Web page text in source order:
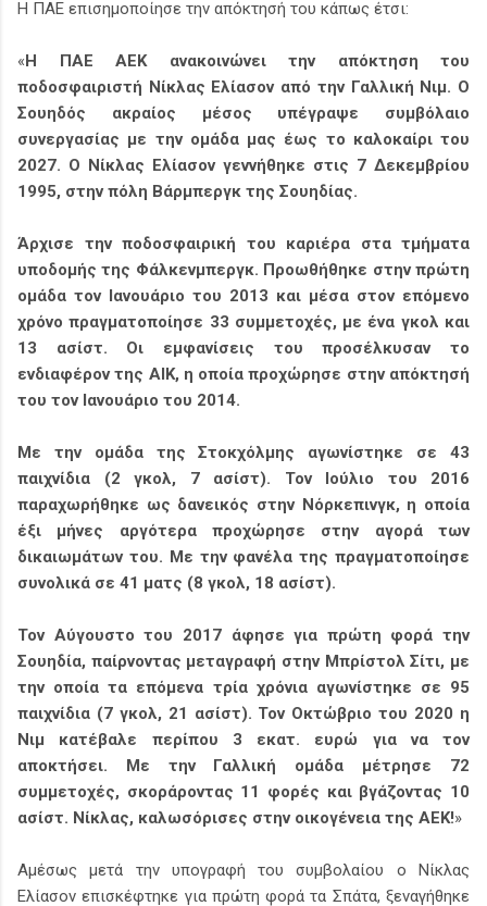
Η ΠΑΕ επισημοποίησε την απόκτησή του κάπως έτσι:
«Η ΠΑΕ ΑΕΚ ανακοινώνει την απόκτηση του
ποδοσφαιριστή Νίκλας Ελίασον από την Γαλλική Νιμ. Ο
Σουηδός ακραίος μέσος υπέγραψε συμβόλαιο
συνεργασίας με την ομάδα μας έως το καλοκαίρι του
2027. Ο Νίκλας Ελίασον γεννήθηκε στις 7 Δεκεμβρίου
1995, στην πόλη Βάρμπεργκ της Σουηδίας.
Άρχισε την ποδοσφαιρική του καριέρα στα τμήματα
υποδομής της Φάλκενμπεργκ. Προωθήθηκε στην πρώτη
ομάδα τον Ιανουάριο του 2013 και μέσα στον επόμενο
χρόνο πραγματοποίησε 33 συμμετοχές, με ένα γκολ και
13 ασίστ. Οι εμφανίσεις του προσέλκυσαν το
ενδιαφέρον της ΑΙΚ, η οποία προχώρησε στην απόκτησή
του τον Ιανουάριο του 2014.
Με την ομάδα της Στοκχόλμης αγωνίστηκε σε 43
παιχνίδια (2 γκολ, 7 ασίστ). Τον Ιούλιο του 2016
παραχωρήθηκε ως δανεικός στην Νόρκεπινγκ, η οποία
έξι μήνες αργότερα προχώρησε στην αγορά των
δικαιωμάτων του. Με την φανέλα της πραγματοποίησε
συνολικά σε 41 ματς (8 γκολ, 18 ασίστ).
Τον Αύγουστο του 2017 άφησε για πρώτη φορά την
Σουηδία, παίρνοντας μεταγραφή στην Μπρίστολ Σίτι, με
την οποία τα επόμενα τρία χρόνια αγωνίστηκε σε 95
παιχνίδια (7 γκολ, 21 ασίστ). Τον Οκτώβριο του 2020 η
Νιμ κατέβαλε περίπου 3 εκατ. ευρώ για να τον
αποκτήσει. Με την Γαλλική ομάδα μέτρησε 72
συμμετοχές, σκοράροντας 11 φορές και βγάζοντας 10
ασίστ. Νίκλας, καλωσόρισες στην οικογένεια της ΑΕΚ!»
Αμέσως μετά την υπογραφή του συμβολαίου ο Νίκλας
Ελίασον επισκέφτηκε για πρώτη φορά τα Σπάτα, ξεναγήθηκε